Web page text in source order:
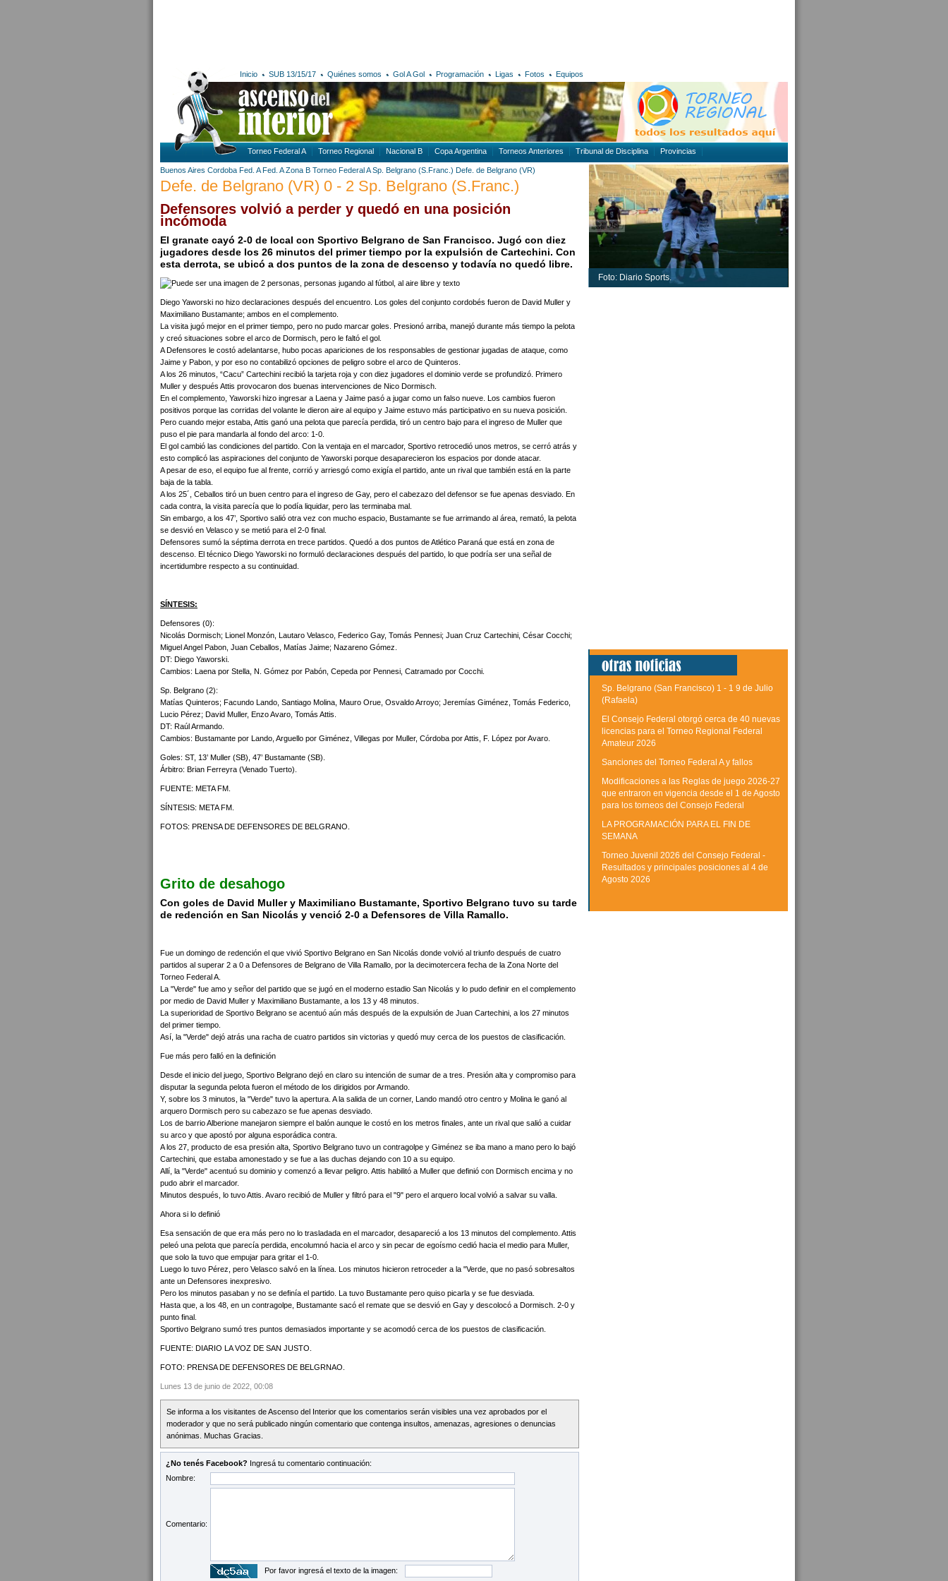
Inicio SUB 13/15/17 Quiénes somos Gol A Gol Programación Ligas Fotos Equipos
Torneo Federal A Torneo Regional Nacional B Copa Argentina Torneos Anteriores Tribunal de Disciplina Provincias
Buenos Aires Cordoba Fed. A Fed. A Zona B Torneo Federal A Sp. Belgrano (S.Franc.) Defe. de Belgrano (VR)
Defe. de Belgrano (VR) 0 - 2 Sp. Belgrano (S.Franc.)
Defensores volvió a perder y quedó en una posición
incómoda
El granate cayó 2-0 de local con Sportivo Belgrano de San Francisco. Jugó con diez
jugadores desde los 26 minutos del primer tiempo por la expulsión de Cartechini. Con
esta derrota, se ubicó a dos puntos de la zona de descenso y todavía no quedó libre.
Diego Yaworski no hizo declaraciones después del encuentro. Los goles del conjunto cordobés fueron de David Muller y
Maximiliano Bustamante; ambos en el complemento.
La visita jugó mejor en el primer tiempo, pero no pudo marcar goles. Presionó arriba, manejó durante más tiempo la pelota
y creó situaciones sobre el arco de Dormisch, pero le faltó el gol.
A Defensores le costó adelantarse, hubo pocas apariciones de los responsables de gestionar jugadas de ataque, como
Jaime y Pabon, y por eso no contabilizó opciones de peligro sobre el arco de Quinteros.
A los 26 minutos, “Cacu” Cartechini recibió la tarjeta roja y con diez jugadores el dominio verde se profundizó. Primero
Muller y después Attis provocaron dos buenas intervenciones de Nico Dormisch.
En el complemento, Yaworski hizo ingresar a Laena y Jaime pasó a jugar como un falso nueve. Los cambios fueron
positivos porque las corridas del volante le dieron aire al equipo y Jaime estuvo más participativo en su nueva posición.
Pero cuando mejor estaba, Attis ganó una pelota que parecía perdida, tiró un centro bajo para el ingreso de Muller que
puso el pie para mandarla al fondo del arco: 1-0.
El gol cambió las condiciones del partido. Con la ventaja en el marcador, Sportivo retrocedió unos metros, se cerró atrás y
esto complicó las aspiraciones del conjunto de Yaworski porque desaparecieron los espacios por donde atacar.
A pesar de eso, el equipo fue al frente, corrió y arriesgó como exigía el partido, ante un rival que también está en la parte
baja de la tabla.
A los 25´, Ceballos tiró un buen centro para el ingreso de Gay, pero el cabezazo del defensor se fue apenas desviado. En
cada contra, la visita parecía que lo podía liquidar, pero las terminaba mal.
Sin embargo, a los 47’, Sportivo salió otra vez con mucho espacio, Bustamante se fue arrimando al área, remató, la pelota
se desvió en Velasco y se metió para el 2-0 final.
Defensores sumó la séptima derrota en trece partidos. Quedó a dos puntos de Atlético Paraná que está en zona de
descenso. El técnico Diego Yaworski no formuló declaraciones después del partido, lo que podría ser una señal de
incertidumbre respecto a su continuidad.
SÍNTESIS:
Defensores (0):
Nicolás Dormisch; Lionel Monzón, Lautaro Velasco, Federico Gay, Tomás Pennesi; Juan Cruz Cartechini, César Cocchi;
Miguel Angel Pabon, Juan Ceballos, Matías Jaime; Nazareno Gómez.
DT: Diego Yaworski.
Cambios: Laena por Stella, N. Gómez por Pabón, Cepeda por Pennesi, Catramado por Cocchi.
Sp. Belgrano (2):
Matías Quinteros; Facundo Lando, Santiago Molina, Mauro Orue, Osvaldo Arroyo; Jeremías Giménez, Tomás Federico,
Lucio Pérez; David Muller, Enzo Avaro, Tomás Attis.
DT: Raúl Armando.
Cambios: Bustamante por Lando, Arguello por Giménez, Villegas por Muller, Córdoba por Attis, F. López por Avaro.
Goles: ST, 13’ Muller (SB), 47’ Bustamante (SB).
Árbitro: Brian Ferreyra (Venado Tuerto).
FUENTE: META FM.
SÍNTESIS: META FM.
FOTOS: PRENSA DE DEFENSORES DE BELGRANO.
Grito de desahogo
Con goles de David Muller y Maximiliano Bustamante, Sportivo Belgrano tuvo su tarde
de redención en San Nicolás y venció 2-0 a Defensores de Villa Ramallo.
Fue un domingo de redención el que vivió Sportivo Belgrano en San Nicolás donde volvió al triunfo después de cuatro
partidos al superar 2 a 0 a Defensores de Belgrano de Villa Ramallo, por la decimotercera fecha de la Zona Norte del
Torneo Federal A.
La "Verde" fue amo y señor del partido que se jugó en el moderno estadio San Nicolás y lo pudo definir en el complemento
por medio de David Muller y Maximiliano Bustamante, a los 13 y 48 minutos.
La superioridad de Sportivo Belgrano se acentuó aún más después de la expulsión de Juan Cartechini, a los 27 minutos
del primer tiempo.
Así, la "Verde" dejó atrás una racha de cuatro partidos sin victorias y quedó muy cerca de los puestos de clasificación.
Fue más pero falló en la definición
Desde el inicio del juego, Sportivo Belgrano dejó en claro su intención de sumar de a tres. Presión alta y compromiso para
disputar la segunda pelota fueron el método de los dirigidos por Armando.
Y, sobre los 3 minutos, la "Verde" tuvo la apertura. A la salida de un corner, Lando mandó otro centro y Molina le ganó al
arquero Dormisch pero su cabezazo se fue apenas desviado.
Los de barrio Alberione manejaron siempre el balón aunque le costó en los metros finales, ante un rival que salió a cuidar
su arco y que apostó por alguna esporádica contra.
A los 27, producto de esa presión alta, Sportivo Belgrano tuvo un contragolpe y Giménez se iba mano a mano pero lo bajó
Cartechini, que estaba amonestado y se fue a las duchas dejando con 10 a su equipo.
Allí, la "Verde" acentuó su dominio y comenzó a llevar peligro. Attis habilitó a Muller que definió con Dormisch encima y no
pudo abrir el marcador.
Minutos después, lo tuvo Attis. Avaro recibió de Muller y filtró para el "9" pero el arquero local volvió a salvar su valla.
Ahora si lo definió
Esa sensación de que era más pero no lo trasladada en el marcador, desapareció a los 13 minutos del complemento. Attis
peleó una pelota que parecía perdida, encolumnó hacia el arco y sin pecar de egoísmo cedió hacia el medio para Muller,
que solo la tuvo que empujar para gritar el 1-0.
Luego lo tuvo Pérez, pero Velasco salvó en la línea. Los minutos hicieron retroceder a la "Verde, que no pasó sobresaltos
ante un Defensores inexpresivo.
Pero los minutos pasaban y no se definía el partido. La tuvo Bustamante pero quiso picarla y se fue desviada.
Hasta que, a los 48, en un contragolpe, Bustamante sacó el remate que se desvió en Gay y descolocó a Dormisch. 2-0 y
punto final.
Sportivo Belgrano sumó tres puntos demasiados importante y se acomodó cerca de los puestos de clasificación.
FUENTE: DIARIO LA VOZ DE SAN JUSTO.
FOTO: PRENSA DE DEFENSORES DE BELGRNAO.
Lunes 13 de junio de 2022, 00:08
Se informa a los visitantes de Ascenso del Interior que los comentarios serán visibles una vez aprobados por el
moderador y que no será publicado ningún comentario que contenga insultos, amenazas, agresiones o denuncias
anónimas. Muchas Gracias.
¿No tenés Facebook? Ingresá tu comentario continuación:
Nombre:
Comentario:
Por favor ingresá el texto de la imagen:
Foto: Diario Sports.
Sp. Belgrano (San Francisco) 1 - 1 9 de Julio
(Rafaela)
El Consejo Federal otorgó cerca de 40 nuevas
licencias para el Torneo Regional Federal
Amateur 2026
Sanciones del Torneo Federal A y fallos
Modificaciones a las Reglas de juego 2026-27
que entraron en vigencia desde el 1 de Agosto
para los torneos del Consejo Federal
LA PROGRAMACIÓN PARA EL FIN DE
SEMANA
Torneo Juvenil 2026 del Consejo Federal -
Resultados y principales posiciones al 4 de
Agosto 2026